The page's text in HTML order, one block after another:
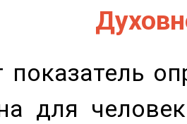
показатель
для